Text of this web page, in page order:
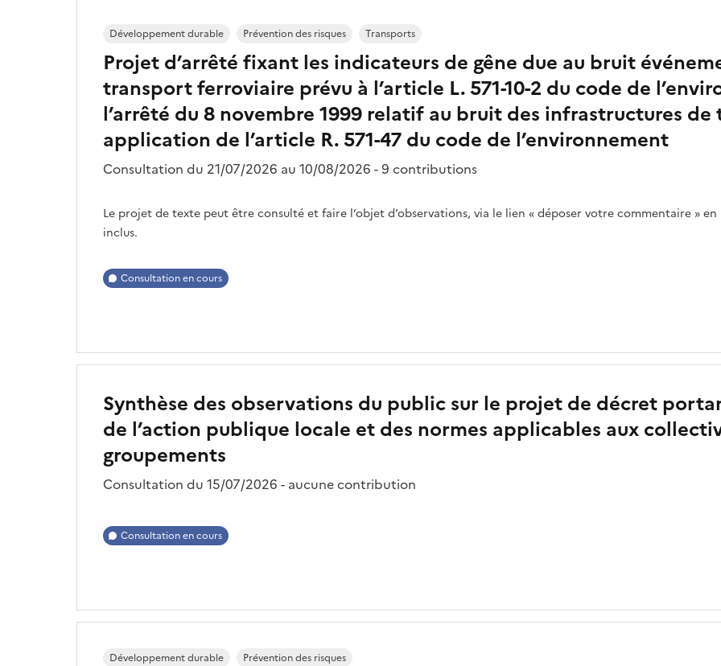
Projet d’arrêté fixant les indicateurs de gêne due au bruit
transport ferroviaire prévu à l’article L. 571-10-2 du code de
l’arrêté du 8 novembre 1999 relatif au bruit des infrastructures
application de l’article R. 571-47 du code de l’environnement
Consultation du 21/07/2026 au 10/08/2026 - 9 contributions
Développement durable Prévention des risques Transports
Le projet de texte peut être consulté et faire l’objet d’observations, via le lien « déposer votre commentaire » en
inclus.
Consultation en cours
Synthèse des observations du public sur le projet de décret
de l’action publique locale et des normes applicables aux
groupements
Consultation du 15/07/2026 - aucune contribution
Consultation en cours
Développement durable Prévention des risques